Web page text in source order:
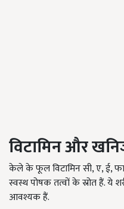
विटामिन और
केले के फूल विटामिन सी, ए, ई,
स्वस्थ पोषक तत्वों के स्रोत हैं.
आवश्यक हैं.